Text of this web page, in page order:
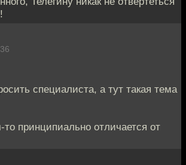
специалиста, а тут такая тема
то принципиально отличается от